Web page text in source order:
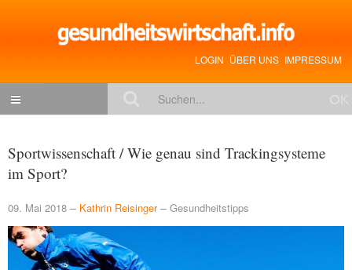
LOGIN ÜBER UNS IMPRESSUM
Gesundheitspolitik
Medizin & Pharma
Sportwissenschaft / Wie genau sind Trackingsysteme
im Sport?
09. Mai 2018 Kathrin Reisinger Gesundheitstipps